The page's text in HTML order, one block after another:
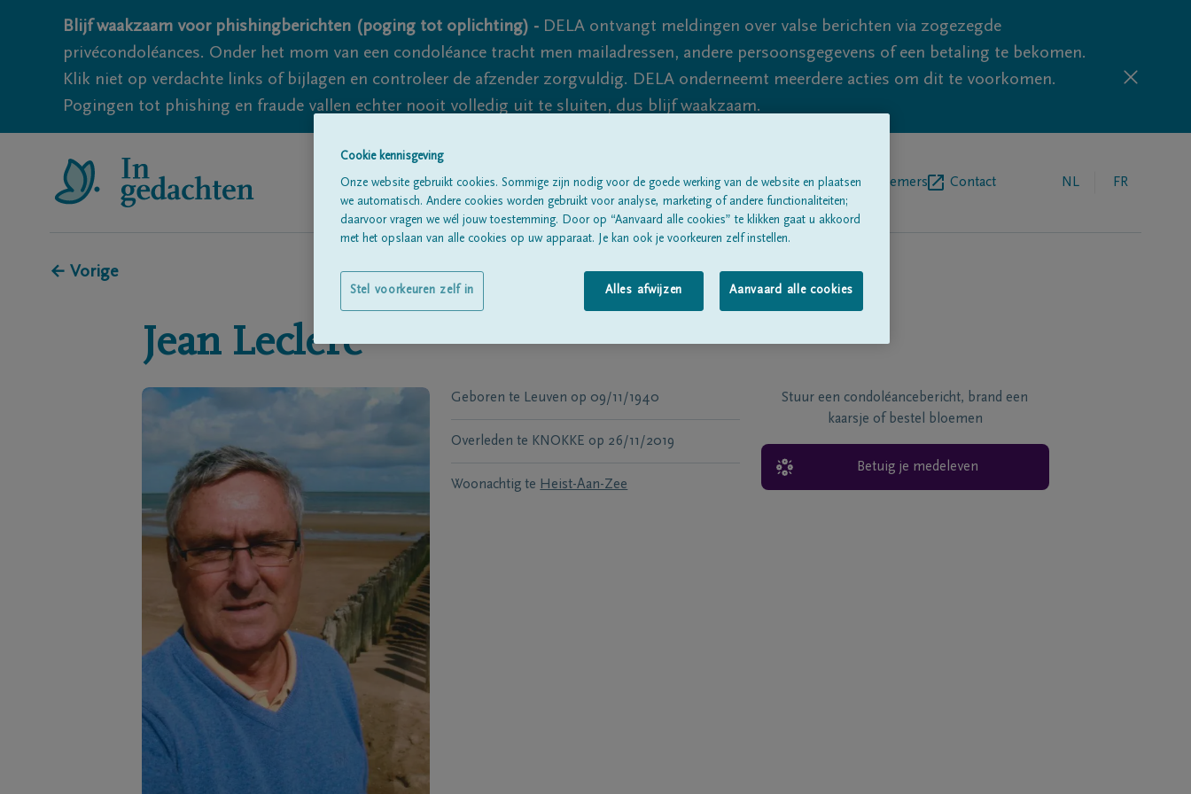
Blijf waakzaam voor phishingberichten (poging tot oplichting) - DELA ontvangt meldingen over valse berichten via zogezegde
privécondoléances. Onder het mom van een condoléance tracht men mailadressen, andere persoonsgegevens of een betaling te bekomen.
Klik niet op verdachte links of bijlagen en controleer de afzender zorgvuldig. DELA onderneemt meerdere acties om dit te voorkomen.
Pogingen tot phishing en fraude vallen echter nooit volledig uit te sluiten, dus blijf waakzaam.
Alle rouwberichtenOver onsBegrafenisondernemers Contact NL FR
← Vorige
Jean Leclerc
Geboren te Leuven op 09/11/1940
Overleden te KNOKKE op 26/11/2019
Woonachtig te Heist-Aan-Zee
Stuur een condoléancebericht, brand een
kaarsje of bestel bloemen
Betuig je medeleven
Cookie kennisgeving
Onze website gebruikt cookies. Sommige zijn nodig voor de goede werking van de website en plaatsen
we automatisch. Andere cookies worden gebruikt voor analyse, marketing of andere functionaliteiten;
daarvoor vragen we wél jouw toestemming. Door op “Aanvaard alle cookies” te klikken gaat u akkoord
met het opslaan van alle cookies op uw apparaat. Je kan ook je voorkeuren zelf instellen.
Alles afwijzen Aanvaard alle cookies
Stel voorkeuren zelf in